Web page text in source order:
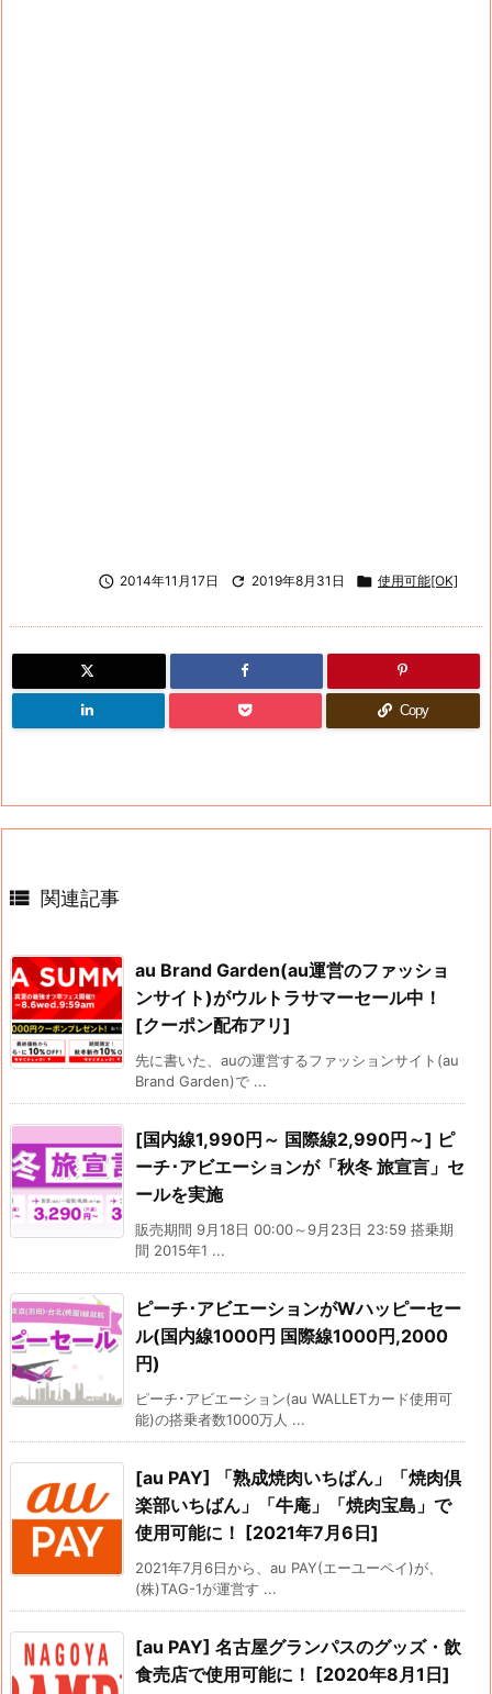
 2014年11月17日  2019年8月31日  使用可能[OK]
Copy
 関連記事
au Brand Garden(au運営のファッショ
ンサイト)がウルトラサマーセール中！
[クーポン配布アリ]
先に書いた、auの運営するファッションサイト(au
Brand Garden)で ...
[国内線1,990円～ 国際線2,990円～] ピ
ーチ･アビエーションが「秋冬 旅宣言」セ
ールを実施
販売期間 9月18日 00:00～9月23日 23:59 搭乗期
間 2015年1 ...
ピーチ･アビエーションがWハッピーセー
ル(国内線1000円 国際線1000円,2000
円)
ピーチ･アビエーション(au WALLETカード使用可
能)の搭乗者数1000万人 ...
[au PAY] 「熟成焼肉いちばん」「焼肉倶
楽部いちばん」「牛庵」「焼肉宝島」で
使用可能に！ [2021年7月6日]
2021年7月6日から、au PAY(エーユーペイ)が、
(株)TAG-1が運営す ...
[au PAY] 名古屋グランパスのグッズ・飲
食売店で使用可能に！ [2020年8月1日]